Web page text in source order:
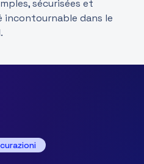
sécurisées et
incontournable dans le